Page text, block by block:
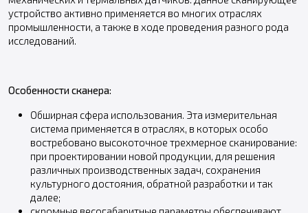
устройство активно применяется во многих отраслях
промышленности, а также в ходе проведения разного рода
исследований.
Особенности сканера:
Обширная сфера использования. Эта измерительная
система применяется в отраслях, в которых особо
востребовано высокоточное трехмерное сканирование:
при проектировании новой продукции, для решения
различных производственных задач, сохранения
культурного достояния, обратной разработки и так
далее;